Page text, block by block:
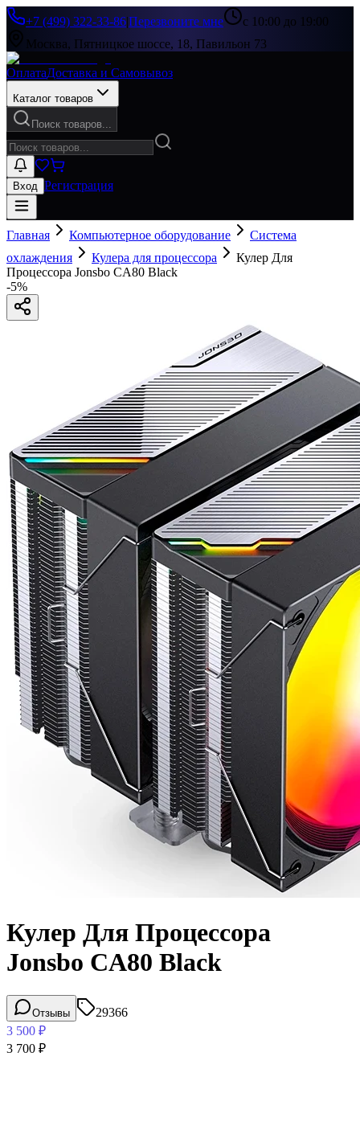
+7 (499) 322-33-86|Перезвоните мне
с 10:00 до 19:00
Москва, Пятницкое шоссе, 18, Павильон 73
ОплатаДоставка и Самовывоз
Каталог товаров
Поиск товаров...
Вход Регистрация
Главная Компьютерное оборудование
Система
охлаждения
Кулера для процессора
Кулер Для
Процессора Jonsbo CA80 Black
-5%
Кулер Для Процессора
Jonsbo CA80 Black
Отзывы
29366
3 500 ₽
3 700 ₽